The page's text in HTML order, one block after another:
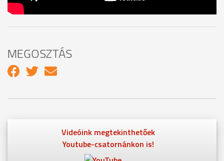
MEGOSZTÁS
Videóink megtekinthetőek
Youtube-csatornánkon is!